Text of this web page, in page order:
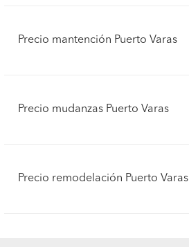
Precio mantención Puerto Varas
Precio mudanzas Puerto Varas
Precio remodelación Puerto Varas